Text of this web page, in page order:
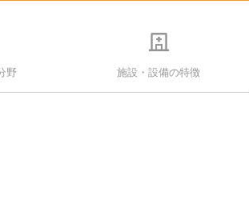
野 施設・設備の特徴